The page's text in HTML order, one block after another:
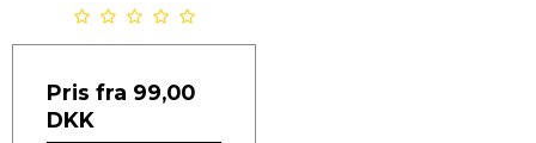
Pris fra 99,00
DKK